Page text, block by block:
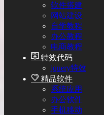
软件搭建
网站建设
自学教程
办公教程
电商教程
特效代码
jquery特效
精品软件
系统应用
办公软件
手机移动